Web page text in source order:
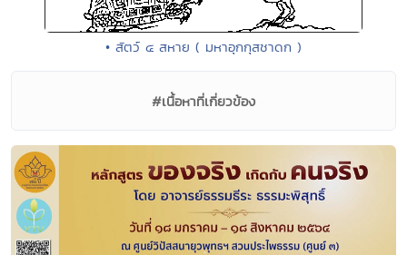
• สัตว์ ๔ สหาย ( มหาอุกกุสชาดก )
#เนื้อหาที่เกี่ยวข้อง